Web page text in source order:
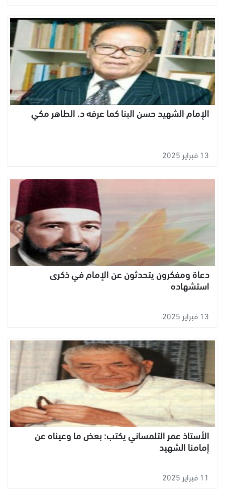
الإمام الشهيد حسن البنا كما عرفه د. الطاهر مكي
13 فبراير 2025
دعاة ومفكرون يتحدثون عن الإمام في ذكرى
استشهاده
13 فبراير 2025
الأستاذ عمر التلمساني يكتب: بعض ما وعيناه عن
إمامنا الشهيد
11 فبراير 2025